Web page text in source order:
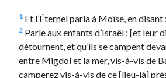
1 Et l’Éternel parla à Moïse, en disant :
2 Parle aux enfants d’Israël ; [et leur
détournent, et qu’ils se campent
entre Migdol et la mer, vis-à-vis de
camperez vis-à-vis de ce [lieu-là]